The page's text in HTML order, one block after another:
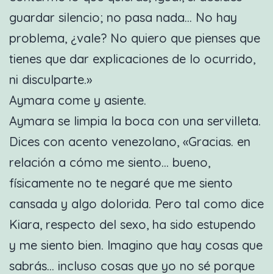
guardar silencio; no pasa nada… No hay
problema, ¿vale? No quiero que pienses que
tienes que dar explicaciones de lo ocurrido,
ni disculparte.»
Aymara come y asiente.
Aymara se limpia la boca con una servilleta.
Dices con acento venezolano, «Gracias. en
relación a cómo me siento… bueno,
físicamente no te negaré que me siento
cansada y algo dolorida. Pero tal como dice
Kiara, respecto del sexo, ha sido estupendo
y me siento bien. Imagino que hay cosas que
sabrás… incluso cosas que yo no sé porque